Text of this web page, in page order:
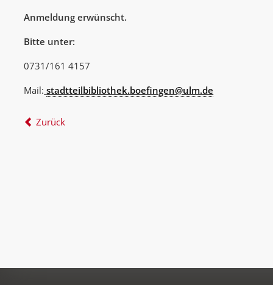
Anmeldung erwünscht.
Bitte unter:
0731/161 4157
Mail: stadtteilbibliothek.boefingen@ulm.de
Zurück